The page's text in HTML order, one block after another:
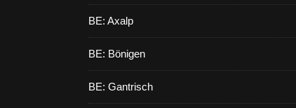
BE: Axalp
BE: Bönigen
BE: Gantrisch